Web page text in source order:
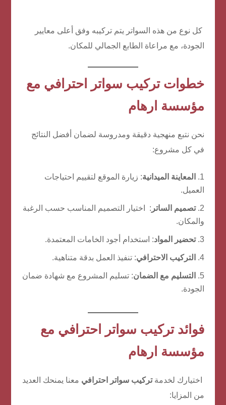
كل نوع من هذه السواتر يتم تركيبه وفق أعلى معايير
الجودة، مع مراعاة الطابع الجمالي للمكان.
خطوات تركيب سواتر احترافي مع
مؤسسة ارهام
نحن نتبع منهجية دقيقة ومدروسة لضمان أفضل النتائج
في كل مشروع:
المعاينة الميدانية: زيارة الموقع لتقييم احتياجات
العميل.
تصميم الساتر : اختيار التصميم المناسب حسب الرغبة
والمكان.
تحضير المواد: استخدام أجود الخامات المعتمدة.
التركيب الاحترافي: تنفيذ العمل بدقة متناهية.
التسليم مع الضمان: تسليم المشروع مع شهادة ضمان
الجودة.
فوائد تركيب سواتر احترافي مع
مؤسسة ارهام
اختيارك لخدمةتركيب سواتر احترافي معنا يمنحك العديد
من المزايا: